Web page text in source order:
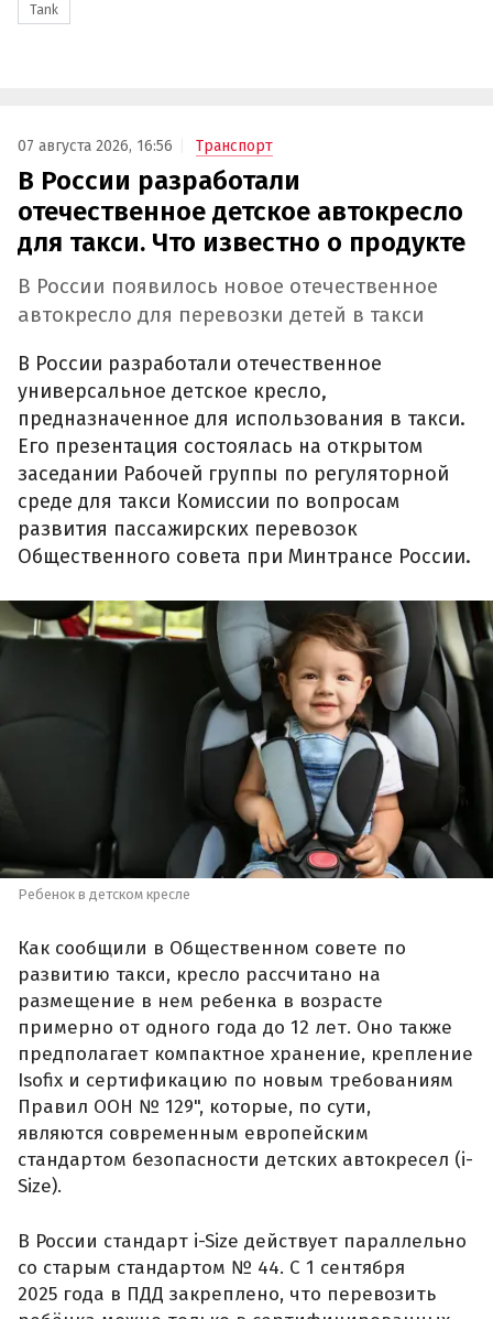
Tank
07 августа 2026, 16:56 Транспорт
В России разработали
отечественное детское автокресло
для такси. Что известно о продукте
В России появилось новое отечественное
автокресло для перевозки детей в такси
В России разработали отечественное
универсальное детское кресло,
предназначенное для использования в такси.
Его презентация состоялась на открытом
заседании Рабочей группы по регуляторной
среде для такси Комиссии по вопросам
развития пассажирских перевозок
Общественного совета при Минтрансе России.
Ребенок в детском кресле
Как сообщили в Общественном совете по
развитию такси, кресло рассчитано на
размещение в нем ребенка в возрасте
примерно от одного года до 12 лет. Оно также
предполагает компактное хранение, крепление
Isofix и сертификацию по новым требованиям
Правил ООН № 129", которые, по сути,
являются современным европейским
стандартом безопасности детских автокресел (i-
Size).
В России стандарт i-Size действует параллельно
со старым стандартом № 44. С 1 сентября
2025 года в ПДД закреплено, что перевозить